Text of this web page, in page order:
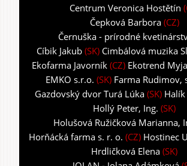
Centrum Veronica Hostětín
Čepková Barbora(CZ)
Černuška - prírodné
Cíbik Jakub (SK) Cimbálová muzika
Ekofarma Javorník(CZ) Ekotrend
EMKO s.r.o. (SK) Farma Rudimov,
Gazdovský dvor Turá Lúka(SK)
Hollý Peter, Ing. (SK)
Holušová Ružičková Marianna,
Horňácká farma s. r. o. (CZ) Hostinec
Hrdličková Elena (SK)